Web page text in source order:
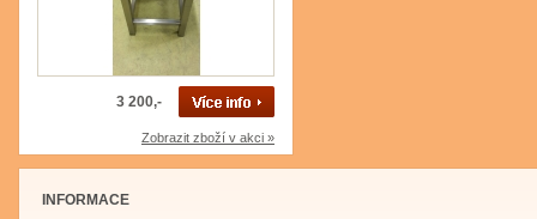
3 200,-
Zobrazit zboží v akci »
INFORMACE